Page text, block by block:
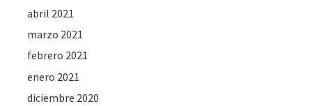
abril 2021
marzo 2021
febrero 2021
enero 2021
diciembre 2020